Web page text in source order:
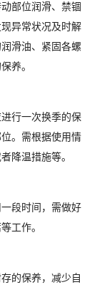
部位润滑、禁锢
异常状况及时解
滑油、紧固各螺
养。
行一次换季的保
。需根据使用情
降温措施等。
段时间，需做好
工作。
的保养，减少自